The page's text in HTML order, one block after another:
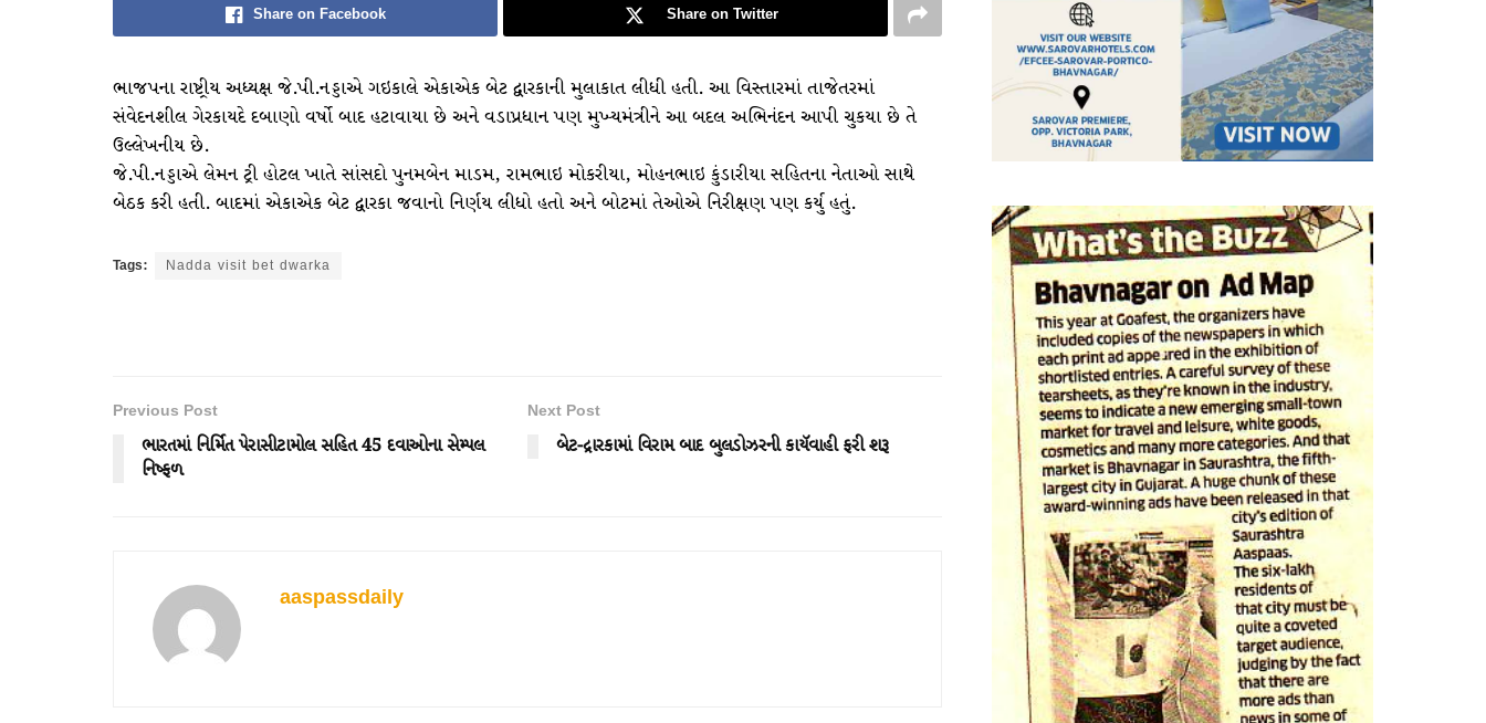
Share on Facebook Share on Twitter
ભાજપના રાષ્ટ્રીય અધ્યક્ષ જે.પી.નડ્ડાએ ગઇકાલે એકાએક બેટ દ્વારકાની મુલાકાત લીધી હતી. આ વિસ્તારમાં તાજેતરમાં
સંવેદનશીલ ગેરકાયદે દબાણો વર્ષો બાદ હટાવાયા છે અને વડાપ્રધાન પણ મુખ્યમંત્રીને આ બદલ અભિનંદન આપી ચુકયા છે તે
ઉલ્લેખનીય છે.
જે.પી.નડ્ડાએ લેમન ટ્રી હોટલ ખાતે સાંસદો પુનમબેન માડમ, રામભાઇ મોકરીયા, મોહનભાઇ કુંડારીયા સહિતના નેતાઓ સાથે
બેઠક કરી હતી. બાદમાં એકાએક બેટ દ્વારકા જવાનો નિર્ણય લીધો હતો અને બોટમાં તેઓએ નિરીક્ષણ પણ કર્યુ હતું.
Tags: Nadda visit bet dwarka
Previous Post
ભારતમાં નિર્મિત પેરાસીટામોલ સહિત 45 દવાઓના સેમ્પલ
નિષ્ફળ
Next Post
બેટ-દ્રારકામાં વિરામ બાદ બુલડોઝરની કાયૅવાહી ફરી શરૂ
aaspassdaily